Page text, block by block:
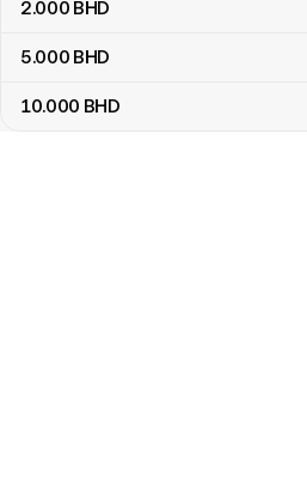
2.000 BHD
5.000 BHD
10.000 BHD